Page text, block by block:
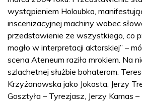
wystąpieniem Holoubka,
inscenizacyjnej machiny wobec
przedstawienie ze wszystkiego, co
mogło w interpretacji aktorskiej” –
scena Ateneum raziła mrokiem. Na
szlachetnej służbie bohaterom.
Krzyżanowska jako Jokasta, Jerzy
Gosztyła – Tyrezjasz, Jerzy Kamas –